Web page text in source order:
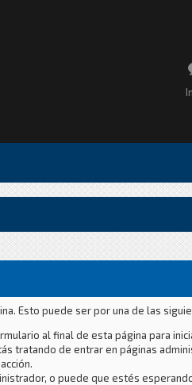
Esto puede ser por una de las
al final de esta página para
tratando de entrar en páginas
o puede que estés